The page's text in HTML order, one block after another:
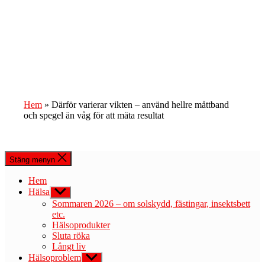
Hem » Därför varierar vikten – använd hellre måttband
och spegel än våg för att mäta resultat
Stäng menyn
Hem
Hälsa Visa
undermeny
Sommaren 2026 – om solskydd, fästingar, insektsbett
etc.
Hälsoprodukter
Sluta röka
Långt liv
Hälsoproblem Visa